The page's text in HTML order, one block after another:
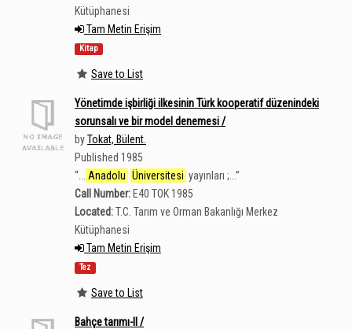
Kütüphanesi
Tam Metin Erişim
Kitap
Save to List
Yönetimde işbirliği ilkesinin Türk kooperatif düzenindeki
sorunsalı ve bir model denemesi /
byTokat, Bülent.
Published 1985
“
Anadolu Üniversitesi yayınları ;...”
Call Number: E40 TOK 1985
Located:T.C. Tarım ve Orman Bakanlığı Merkez
Kütüphanesi
Tam Metin Erişim
Tez
Save to List
Bahçe tarımı-II /